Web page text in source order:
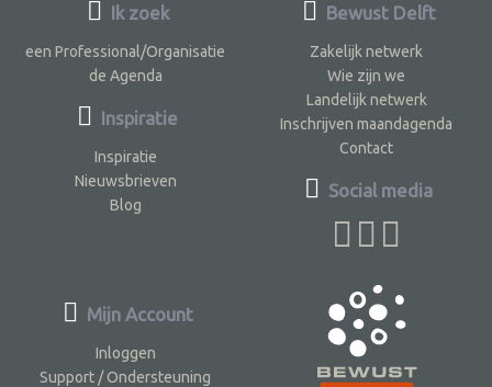
Ik zoek
een Professional/Organisatie
de Agenda
Inspiratie
Inspiratie
Nieuwsbrieven
Blog
Bewust Delft
Zakelijk netwerk
Wie zijn we
Landelijk netwerk
Inschrijven maandagenda
Contact
Social media
Mijn Account
Inloggen
Support / Ondersteuning